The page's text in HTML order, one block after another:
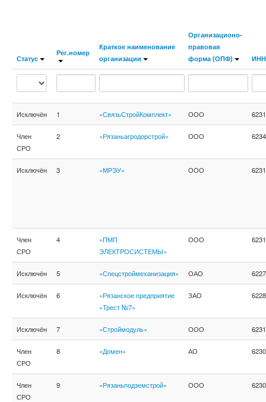
Статус
Рег.номер
Краткое наименование
организации
Организационо-
правовая
форма (ОПФ)
ИНН
Исключён 1 «СвязьСтройКомплект» ООО
Член
СРО
2 «Рязаньагродорстрой» ООО
Исключён 3 «МРЭУ» ООО
Член
СРО
4
«ПМП
ЭЛЕКТРОСИСТЕМЫ»
ООО
Исключён 5 «Спецстроймеханизация» ОАО
Исключён 6
«Рязанское предприятие
«Трест №7»
ЗАО
Исключён 7 «Строймодуль» ООО
Член
СРО
8 «Домен» АО
Член
СРО
9 «Рязаньподземстрой» ООО